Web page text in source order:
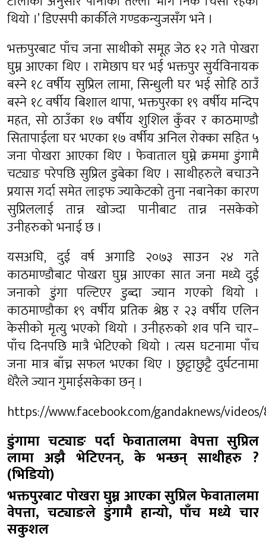
थियो ।’ डिएसपी कार्कीले गण्डकन्युजसँग भने ।
भक्तपुरबाट पाँच जना साथीको समूह जेठ १२ गते पोखरा
घुम्न आएका थिए । रामेछाप घर भई भक्तपुर सुर्यविनायक
बस्ने १८ वर्षीय सुप्रिल लामा, सिन्धुली घर भई सोहि ठाउँ
बस्ने १८ वर्षीय बिशाल थापा, भक्तपुरका १९ वर्षीय मन्दिप
महत, सो ठाउँका १७ वर्षीय शुशिल कुँवर र काठमाण्डौ
सितापाईला घर भएका १७ वर्षीय अनिल रोक्का सहित ५
जना पोखरा आएका थिए । फेवाताल घुम्ने क्रममा डुंगामै
चट्याङ परेपछि सुप्रिल डुबेका थिए । साथीहरुले बचाउने
प्रयास गर्दा समेत लाइफ ज्याकेटको तुना नबानेका कारण
सुप्रिललाई तान्न खोज्दा पानीबाट तान्न नसकेको
उनीहरुको भनाई छ ।
यसअघि, दुई वर्ष अगाडि २०७३ साउन २४ गते
काठमाण्डौबाट पोखरा घुम्न आएका सात जना मध्ये दुई
जनाको डुंगा पल्टिएर डुब्दा ज्यान गएको थियो ।
काठमाण्डौका १९ वर्षीय प्रतिक श्रेष्ठ र २३ वर्षीय एलिन
केसीको मृत्यु भएको थियो । उनीहरुको शव पनि चार–
पाँच दिनपछि मात्रै भेटिएको थियो । त्यस घटनामा पाँच
जना मात्र बाँच्न सफल भएका थिए । छुट्टाछुट्टै दुर्घटनामा
धेरैले ज्यान गुमाईसकेका छन् ।
https://www.facebook.com/gandaknews/
डुंगामा चट्याङ पर्दा फेवातालमा वेपत्ता सुप्रिल
लामा अझै भेटिएनन्, के भन्छन् साथीहरु ?
(भिडियो)
भक्तपुरबाट पोखरा घुम्न आएका सुप्रिल फेवातालमा
वेपत्ता, चट्याङले डुंगामै हान्यो, पाँच मध्ये चार
सकुशल